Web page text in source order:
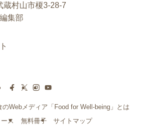
蔵村山市榎3-28-7
集部
のWebメディア「Food for Well-being」とは
ス
無料冊子 サイトマップ